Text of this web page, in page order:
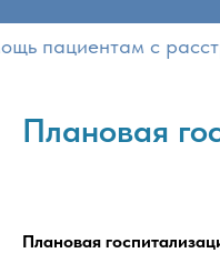
пациентам с
Плановая
Плановая